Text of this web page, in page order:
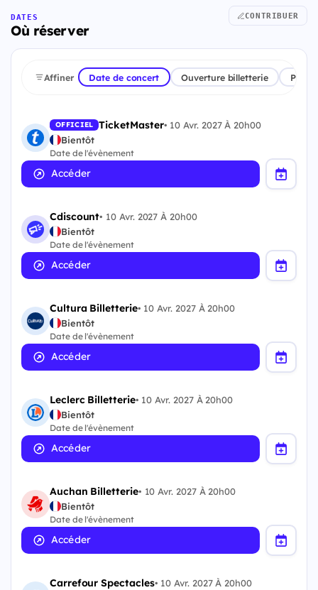
DATES
Où réserver
CONTRIBUER
Affiner Date de concert Ouverture billetterie
OFFICIEL TicketMaster• 10 Avr. 2027 À 20h00
Bientôt
Date de l'évènement
Accéder
Cdiscount• 10 Avr. 2027 À 20h00
Bientôt
Date de l'évènement
Accéder
Cultura Billetterie• 10 Avr. 2027 À 20h00
Bientôt
Date de l'évènement
Accéder
Leclerc Billetterie• 10 Avr. 2027 À 20h00
Bientôt
Date de l'évènement
Accéder
Auchan Billetterie• 10 Avr. 2027 À 20h00
Bientôt
Date de l'évènement
Accéder
Carrefour Spectacles• 10 Avr. 2027 À 20h00